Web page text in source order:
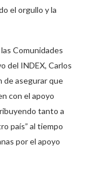
el orgullo y la
Comunidades
del INDEX, Carlos
de asegurar que
con el apoyo
tanto a
país” al tiempo
por el apoyo